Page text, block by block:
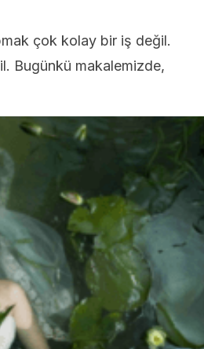
çok kolay bir iş değil.
Bugünkü makalemizde,